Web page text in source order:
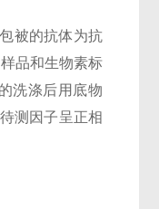
被的抗体为抗
品和生物素标
洗涤后用底物
测因子呈正相